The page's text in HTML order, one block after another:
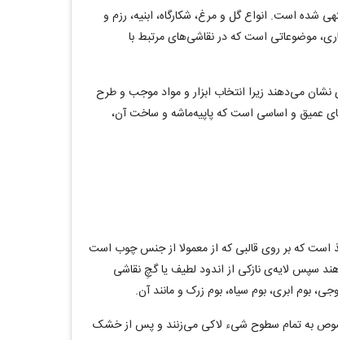
شده است. انواع گل و مرغ، شکارگاه، ابنیه، رزم و
موضوعاتی است که در نقاشی‌های مرتبط با
نشان می‌دهند زیرا انتخاب ابزار و مواد موجب و طرح
عمیق و اساسی است که پاپیه‌ماشه و ساخت آن،
است که بر روی قالبی که از معمولا از جنس چوب است
سپس لایه‌ی نازکی از اندود لطیف یا گچِ نقاشی
بوم ابری، بوم سیاه، بوم زرک و مانند آن.
مخصوص به تمام سطوح شیء لاکی می‌زنند و پس از خشک